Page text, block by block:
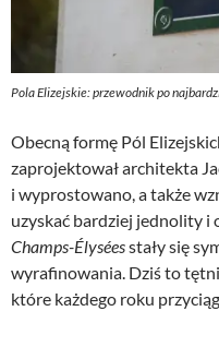
Pola Elizejskie: przewodnik po
Obecną formę Pól
zaprojektował architekta
i wyprostowano, a także
uzyskać bardziej jednolity i
Champs-Élyséesstały się
wyrafinowania. Dziś to
które każdego roku